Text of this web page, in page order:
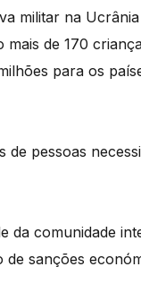
militar na
de 170
para os
pessoas
da comunidade
sanções